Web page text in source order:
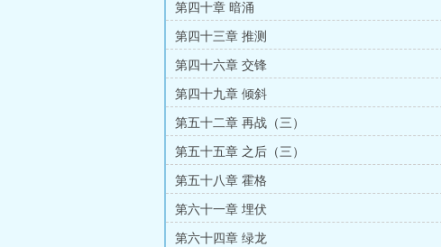
第四十章 暗涌
第四十三章 推测
第四十六章 交锋
第四十九章 倾斜
第五十二章 再战（三）
第五十五章 之后（三）
第五十八章 霍格
第六十一章 埋伏
第六十四章 绿龙